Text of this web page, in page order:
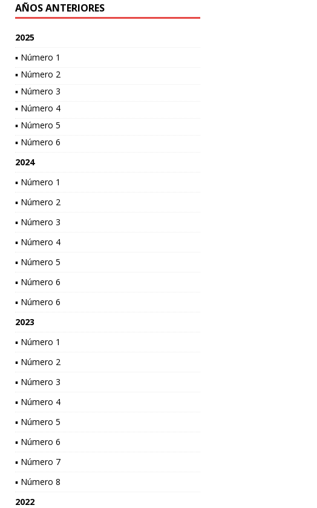
AÑOS ANTERIORES
2025
▪ Número 1
▪ Número 2
▪ Número 3
▪ Número 4
▪ Número 5
▪ Número 6
2024
▪ Número 1
▪ Número 2
▪ Número 3
▪ Número 4
▪ Número 5
▪ Número 6
▪ Número 6
2023
▪ Número 1
▪ Número 2
▪ Número 3
▪ Número 4
▪ Número 5
▪ Número 6
▪ Número 7
▪ Número 8
2022